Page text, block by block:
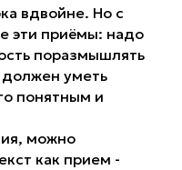
вдвойне. Но с
эти приёмы: надо
поразмышлять
уметь
понятным и
можно
как прием -